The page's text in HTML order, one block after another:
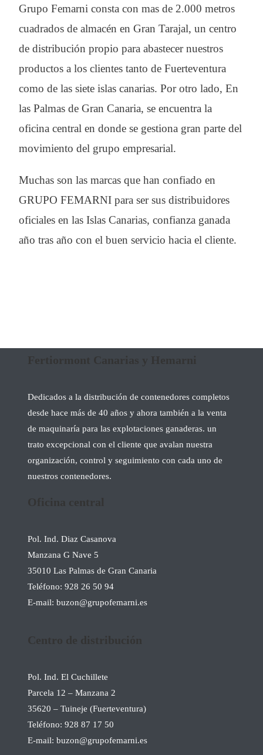
Grupo Femarni consta con mas de 2.000 metros
cuadrados de almacén en Gran Tarajal, un centro
de distribución propio para abastecer nuestros
productos a los clientes tanto de Fuerteventura
como de las siete islas canarias. Por otro lado, En
las Palmas de Gran Canaria, se encuentra la
oficina central en donde se gestiona gran parte del
movimiento del grupo empresarial.
Muchas son las marcas que han confiado en
GRUPO FEMARNI para ser sus distribuidores
oficiales en las Islas Canarias, confianza ganada
año tras año con el buen servicio hacia el cliente.
Fertiormont Canarias y Hemarni
Dedicados a la distribución de contenedores completos
desde hace más de 40 años y ahora también a la venta
de maquinaría para las explotaciones ganaderas. un
trato excepcional con el cliente que avalan nuestra
organización, control y seguimiento con cada uno de
nuestros contenedores.
Oficina central
Pol. Ind. Diaz Casanova
Manzana G Nave 5
35010 Las Palmas de Gran Canaria
Teléfono:928 26 50 94
E-mail: buzon@grupofemarni.es
Centro de distribución
Pol. Ind. El Cuchillete
Parcela 12 – Manzana 2
35620 – Tuineje (Fuerteventura)
Teléfono:928 87 17 50
E-mail: buzon@grupofemarni.es